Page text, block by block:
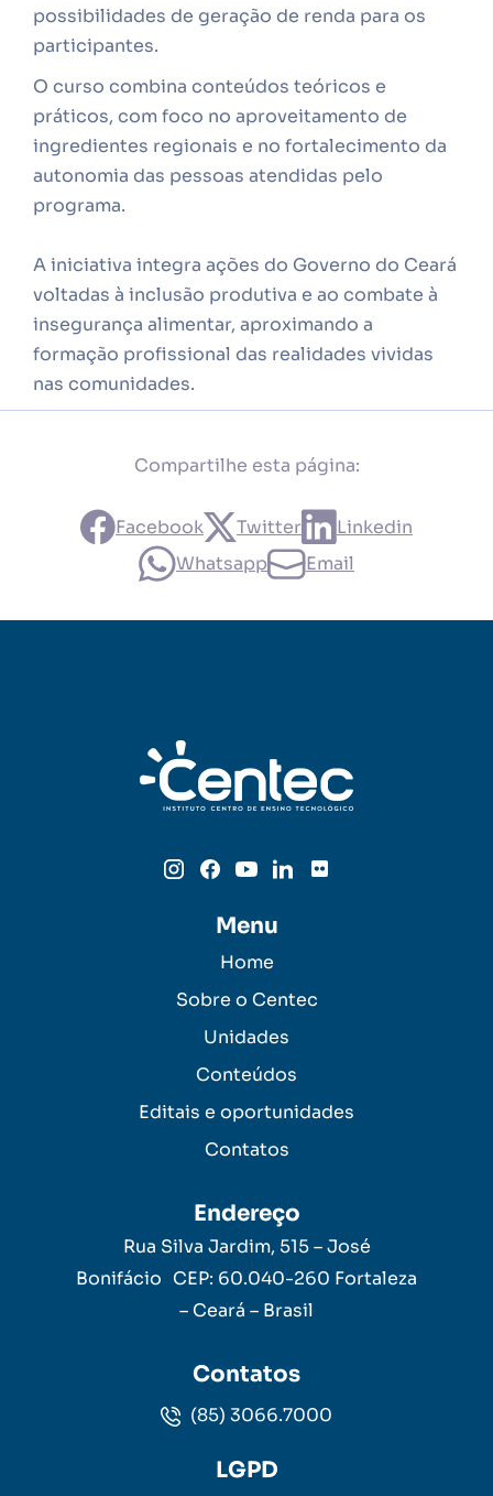
possibilidades de geração de renda para os
participantes.
O curso combina conteúdos teóricos e
práticos, com foco no aproveitamento de
ingredientes regionais e no fortalecimento da
autonomia das pessoas atendidas pelo
programa.
A iniciativa integra ações do Governo do Ceará
voltadas à inclusão produtiva e ao combate à
insegurança alimentar, aproximando a
formação profissional das realidades vividas
nas comunidades.
Compartilhe esta página:
Facebook Twitter
Linkedin
Whatsapp
Email
Menu
Home
Sobre o Centec
Unidades
Conteúdos
Editais e oportunidades
Contatos
Endereço
Rua Silva Jardim, 515 – José
Bonifácio CEP: 60.040-260 Fortaleza
– Ceará – Brasil
Contatos
(85) 3066.7000
LGPD